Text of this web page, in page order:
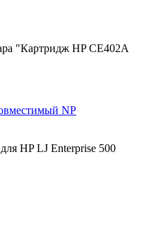
"Картридж HP CE402A
NP
HP LJ Enterprise 500